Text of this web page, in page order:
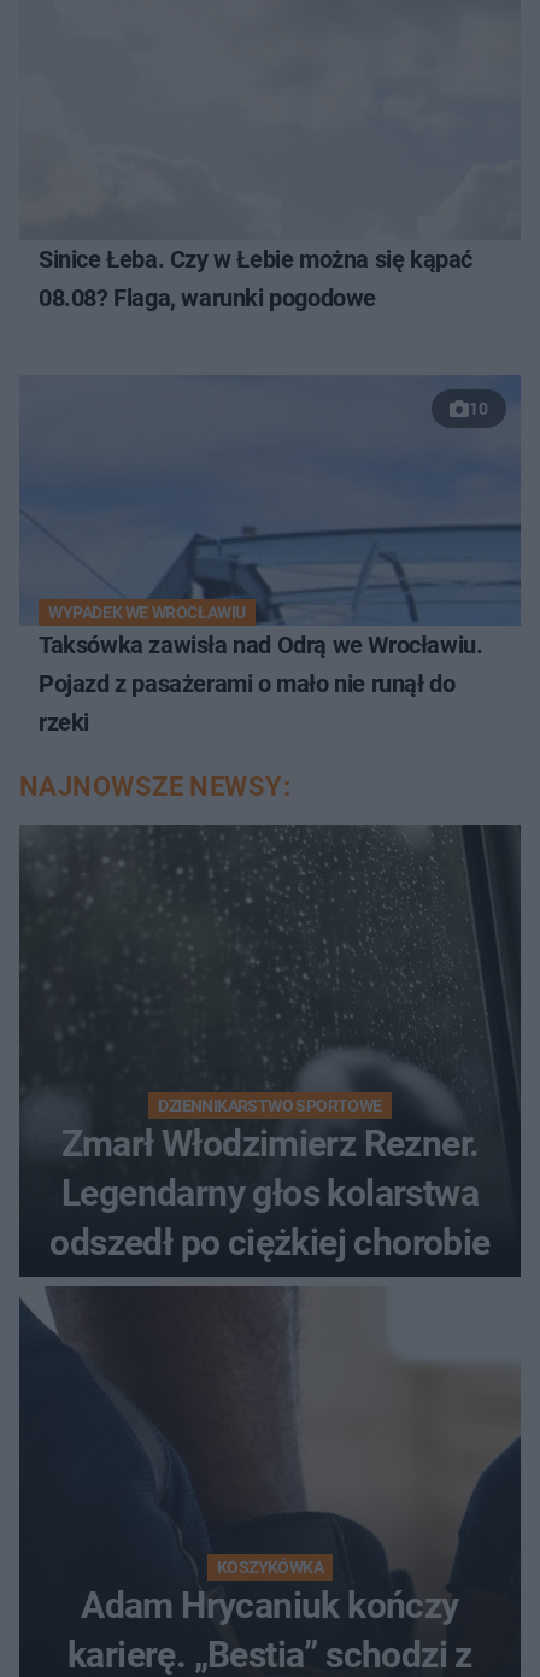
Sinice Łeba. Czy w Łebie można się kąpać
08.08? Flaga, warunki pogodowe
10
WYPADEK WE WROCŁAWIU
Taksówka zawisła nad Odrą we Wrocławiu.
Pojazd z pasażerami o mało nie runął do
rzeki
NAJNOWSZE NEWSY:
DZIENNIKARSTWO SPORTOWE
Zmarł Włodzimierz Rezner.
Legendarny głos kolarstwa
odszedł po ciężkiej chorobie
KOSZYKÓWKA
Adam Hrycaniuk kończy
karierę. „Bestia” schodzi z